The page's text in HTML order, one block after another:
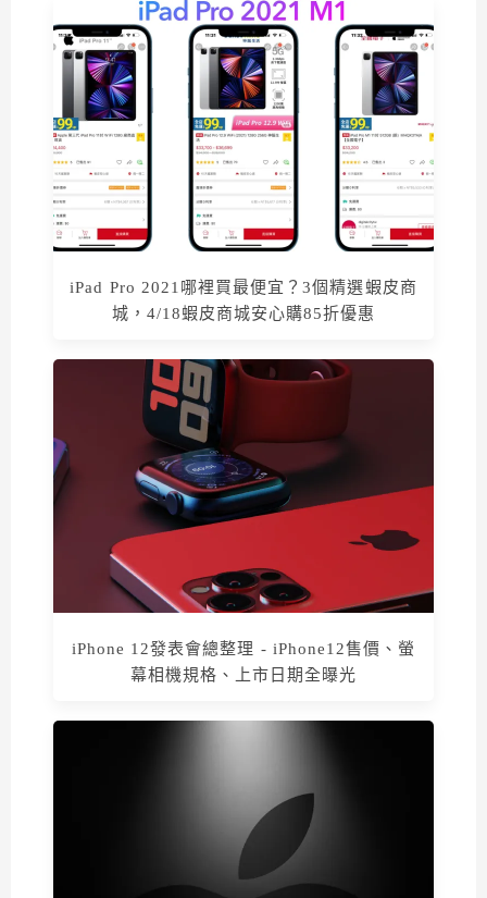
iPad Pro 2021哪裡買最便宜？3個精選蝦皮商
城，4/18蝦皮商城安心購85折優惠
iPhone 12發表會總整理 - iPhone12售價、螢
幕相機規格、上市日期全曝光